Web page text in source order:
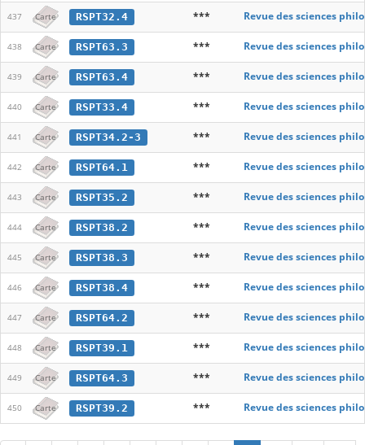
437 Carte RSPT32.4 *** Revue des sciences
438 Carte RSPT63.3 *** Revue des sciences
439 Carte RSPT63.4 *** Revue des sciences
440 Carte RSPT33.4 *** Revue des sciences
441 Carte RSPT34.2-3 *** Revue des sciences
442 Carte RSPT64.1 *** Revue des sciences
443 Carte RSPT35.2 *** Revue des sciences
444 Carte RSPT38.2 *** Revue des sciences
445 Carte RSPT38.3 *** Revue des sciences
446 Carte RSPT38.4 *** Revue des sciences
447 Carte RSPT64.2 *** Revue des sciences
448 Carte RSPT39.1 *** Revue des sciences
449 Carte RSPT64.3 *** Revue des sciences
450 Carte RSPT39.2 *** Revue des sciences